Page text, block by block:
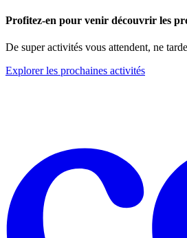
Profitez-en pour venir découvrir les
De super activités vous attendent, ne
Explorer les prochaines activités